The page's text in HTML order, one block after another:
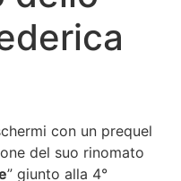
con un prequel
del suo rinomato
” giunto alla 4°